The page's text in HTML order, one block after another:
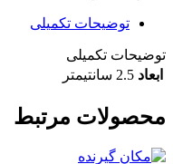
توضیحات تکمیلی
توضیحات تکمیلی
ابعاد 2.5 سانتیمتر
محصولات مرتبط